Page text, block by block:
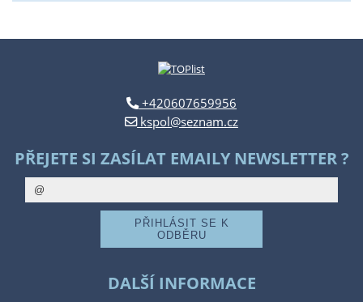
+420607659956
kspol@seznam.cz
PŘEJETE SI ZASÍLAT EMAILY NEWSLETTER ?
DALŠÍ INFORMACE